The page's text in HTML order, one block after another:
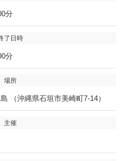
分
了日時
分
場所
（沖縄県石垣市美崎町7-14）
主催